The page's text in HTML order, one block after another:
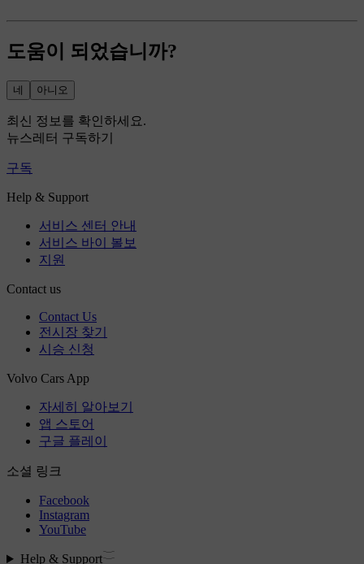
도움이 되었습니까?
네 아니오